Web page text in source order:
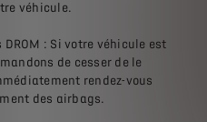
véhicule.
DROM : Si votre véhicule est
de cesser de le
rendez-vous
des airbags.